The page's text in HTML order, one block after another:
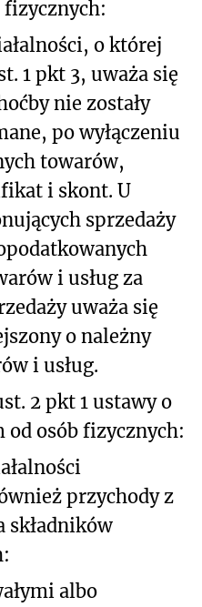
fizycznych:
o której
1 pkt 3, uważa się
nie zostały
po wyłączeniu
towarów,
i skont. U
sprzedaży
i usług za
uważa się
o należny
i usług.
2 pkt 1 ustawy o
od osób fizycznych:
przychody z
składników
albo